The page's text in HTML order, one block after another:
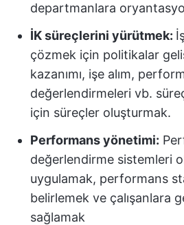
departmanlara
İK süreçlerini yürütmek:
çözmek için politikalar
kazanımı, işe alım,
değerlendirmeleri vb.
için süreçler oluşturmak.
Performans yönetimi:
değerlendirme sistemleri
uygulamak, performans
belirlemek ve çalışanlara
sağlamak